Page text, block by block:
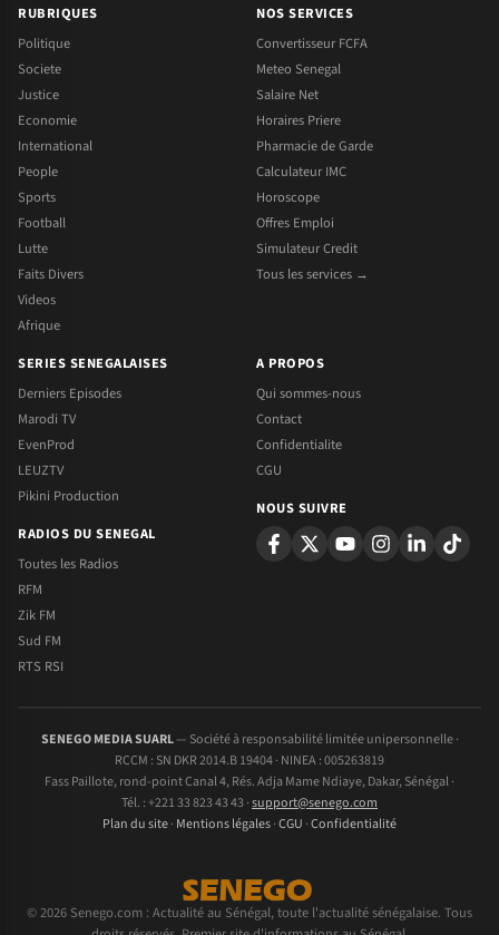
RUBRIQUES
Politique
Societe
Justice
Economie
International
People
Sports
Football
Lutte
Faits Divers
Videos
Afrique
NOS SERVICES
Convertisseur FCFA
Meteo Senegal
Salaire Net
Horaires Priere
Pharmacie de Garde
Calculateur IMC
Horoscope
Offres Emploi
Simulateur Credit
Tous les services →
SERIES SENEGALAISES
Derniers Episodes
Marodi TV
EvenProd
LEUZTV
Pikini Production
RADIOS DU SENEGAL
Toutes les Radios
RFM
Zik FM
Sud FM
RTS RSI
A PROPOS
Qui sommes-nous
Contact
Confidentialite
CGU
NOUS SUIVRE
SENEGO MEDIA SUARL— Société à responsabilité limitée unipersonnelle ·
RCCM : SN DKR 2014.B 19404 · NINEA : 005263819
Fass Paillote, rond-point Canal 4, Rés. Adja Mame Ndiaye, Dakar, Sénégal ·
Tél. : +221 33 823 43 43 ·support@senego.com
Plan du site· Mentions légales·CGU ·Confidentialité
© 2026 Senego.com : Actualité au Sénégal, toute l'actualité sénégalaise. Tous